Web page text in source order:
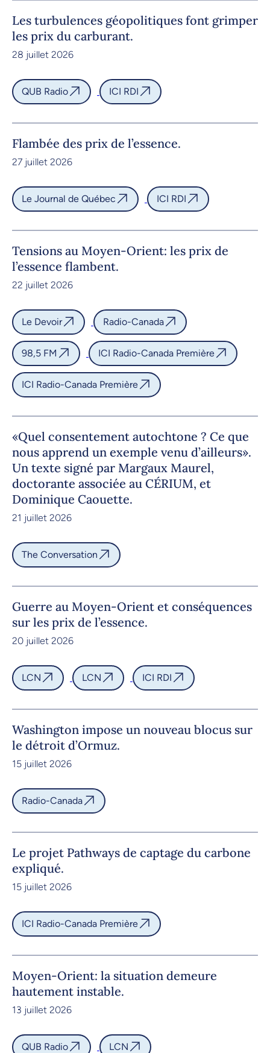
Les turbulences géopolitiques font grimper
les prix du carburant.
28 juillet 2026
QUB Radio ICI RDI
Flambée des prix de l’essence.
27 juillet 2026
Le Journal de Québec ICI RDI
Tensions au Moyen-Orient: les prix de
l’essence flambent.
22 juillet 2026
Le Devoir Radio-Canada
98,5 FM ICI Radio-Canada Première
ICI Radio-Canada Première
«Quel consentement autochtone ? Ce que
nous apprend un exemple venu d’ailleurs».
Un texte signé par Margaux Maurel,
doctorante associée au CÉRIUM, et
Dominique Caouette.
21 juillet 2026
The Conversation
Guerre au Moyen-Orient et conséquences
sur les prix de l’essence.
20 juillet 2026
LCN LCN ICI RDI
Washington impose un nouveau blocus sur
le détroit d’Ormuz.
15 juillet 2026
Radio-Canada
Le projet Pathways de captage du carbone
expliqué.
15 juillet 2026
ICI Radio-Canada Première
Moyen-Orient: la situation demeure
hautement instable.
13 juillet 2026
QUB Radio LCN